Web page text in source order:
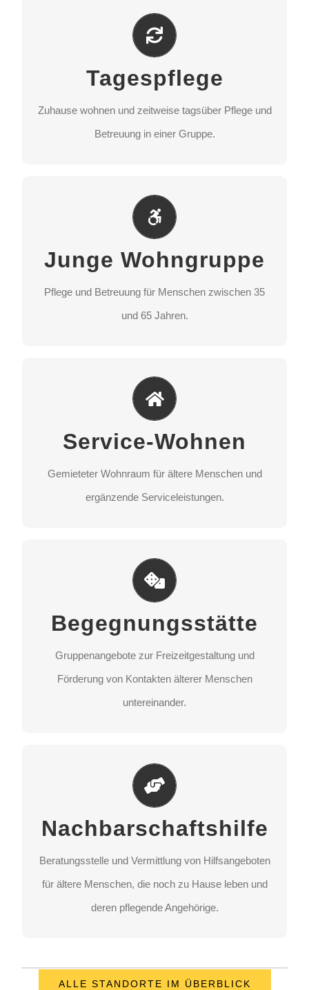
Tagespflege
Zuhause wohnen und zeitweise tagsüber Pflege und
Betreuung in einer Gruppe.
Tagespflege
Zuhause wohnen und zeitweise tagsüber Pflege und
Betreuung in einer Gruppe.
STANDORT AUSWÄHLEN
Junge Wohngruppe
Pflege und Betreuung für Menschen zwischen 35
und 65 Jahren.
Junge Wohngruppe
Pflege und Betreuung für Menschen zwischen 35
und 65 Jahren.
STANDORT AUSWÄHLEN
Service-Wohnen
Gemieteter Wohnraum für ältere Menschen und
ergänzende Serviceleistungen.
Service-Wohnen
Gemieteter Wohnraum für ältere Menschen und
ergänzende Serviceleistungen.
STANDORT AUSWÄHLEN
Begegnungsstätte
Gruppenangebote zur Freizeitgestaltung und
Förderung von Kontakten älterer Menschen
untereinander.
Begegnungsstätte
Gruppenangebote zur Freizeitgestaltung und
Förderung von Kontakten älterer Menschen
STANDORT AUSWÄHLEN
Nachbarschaftshilfe
Beratungsstelle und Vermittlung von Hilfsangeboten
für ältere Menschen, die noch zu Hause leben und
deren pflegende Angehörige.
Nachbarschaftshilfe
Beratungsstelle und Vermittlung von Hilfsangeboten
für ältere Menschen, die noch zu Hause leben und
STANDORT AUSWÄHLEN
ALLE STANDORTE IM ÜBERBLICK